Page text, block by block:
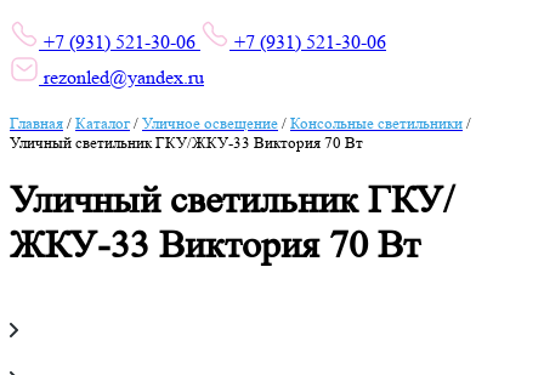
+7 (931) 521-30-06
+7 (931) 521-30-06
rezonled@yandex.ru
Главная / Каталог/ Уличное освещение / Консольные светильники /
Уличный светильник ГКУ/ЖКУ-33 Виктория 70 Вт
Уличный светильник ГКУ/
ЖКУ-33 Виктория 70 Вт